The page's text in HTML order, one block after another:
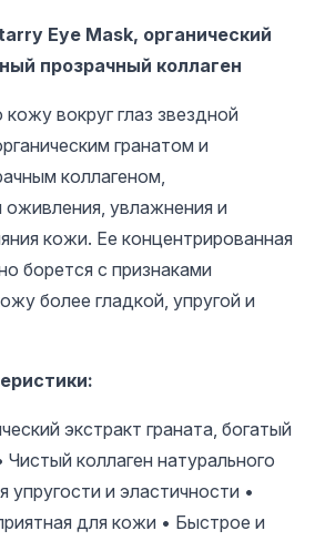
Eye Mask, органический
прозрачный коллаген
вокруг глаз звездной
гранатом и
коллагеном,
оживления, увлажнения и
кожи. Ее концентрированная
борется с признаками
более гладкой, упругой и
экстракт граната, богатый
коллаген натурального
и эластичности •
для кожи • Быстрое и